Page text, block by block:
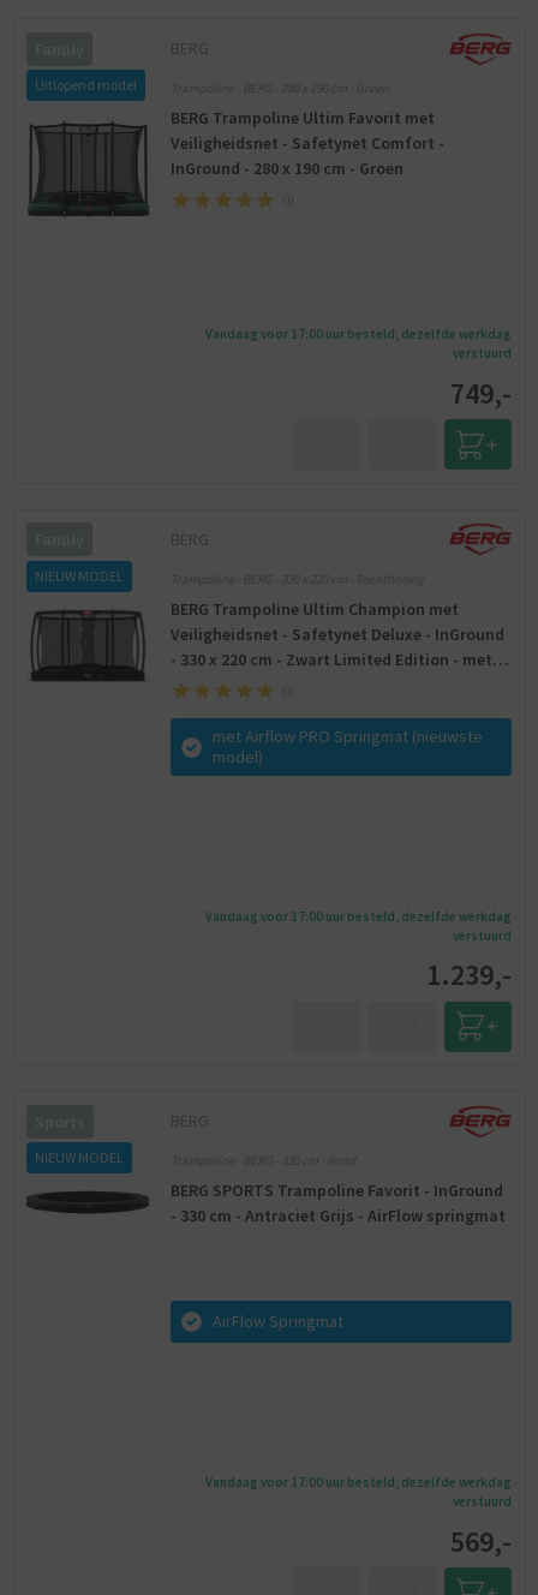
Uitlopend model
BERG
Trampoline - BERG - 280 x 190 cm - Groen
BERG Trampoline Ultim Favorit met
Veiligheidsnet - Safetynet Comfort -
InGround - 280 x 190 cm - Groen
1
Vandaag voor 17:00 uur besteld, dezelfde werkdag
verstuurd
749,-
NIEUW MODEL
BERG
Trampoline - BERG - 330 x 220 cm - Rechthoekig
BERG Trampoline Ultim Champion met
Veiligheidsnet - Safetynet Deluxe - InGround
- 330 x 220 cm - Zwart Limited Edition - met
Airflow PRO Springmat - Twinspring
1
met Airflow PRO Springmat (nieuwste
model)
Vandaag voor 17:00 uur besteld, dezelfde werkdag
verstuurd
1.239,-
NIEUW MODEL
BERG
Trampoline - BERG - 330 cm - Rond
BERG SPORTS Trampoline Favorit - InGround
- 330 cm - Antraciet Grijs - AirFlow springmat
AirFlow Springmat
Vandaag voor 17:00 uur besteld, dezelfde werkdag
verstuurd
569,-